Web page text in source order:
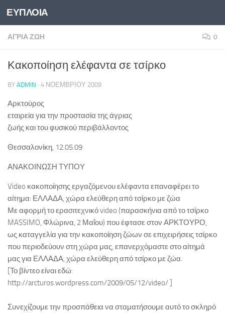
Skip to content
ΕΥΠΛΟΙΑ
ΆΓΡΙΑ ΖΩΉ 0
Κακοποίηση ελέφαντα σε τσίρκο
BY ADMIN · 4 ΝΟΕΜΒΡΊΟΥ 2009
Αρκτούρος
εταιρεία για την προστασία της άγριας
ζωής και του φυσικού περιβάλλοντος
Θεσσαλονίκη, 12.05.09
ΑΝΑΚΟΙΝΩΣΗ ΤΥΠΟΥ
Video κακοποίησης εργαζόμενου ελέφαντα επαναφέρει το
αίτημα: ΕΛΛΑΔΑ, χώρα ελεύθερη από τσίρκο με ζώα
Με αφορμή το ερασιτεχνικό video (παρασκήνια από το τσίρκο
MASSIMO, Φλώρινα, 2 Μαΐου) που έφτασε στον ΑΡΚΤΟΥΡΟ,
ως καταγγελία για την κακοποίηση ζώων σε επιχειρήσεις τσίρκο
που περιοδεύουν στη χώρα μας, επανερχόμαστε στο αίτημά
μας για ΕΛΛΑΔΑ, χώρα ελεύθερη από τσίρκο με ζώα.
[Το βίντεο είναι εδώ:
http://arcturos.wordpress.com/2009/05/12/video/ ]
Συνεχίζουμε την προσπάθεια να σταματήσουμε αυτό το σκληρό